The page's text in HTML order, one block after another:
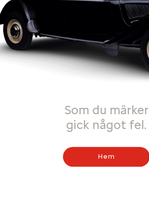
Som du märker
gick något fel.
Hem